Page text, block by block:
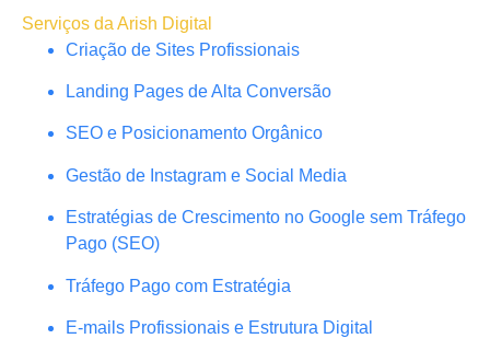
Serviços da Arish Digital
Criação de Sites Profissionais
Landing Pages de Alta Conversão
SEO e Posicionamento Orgânico
Gestão de Instagram e Social Media
Estratégias de Crescimento no Google sem Tráfego
Pago (SEO)
Tráfego Pago com Estratégia
E-mails Profissionais e Estrutura Digital